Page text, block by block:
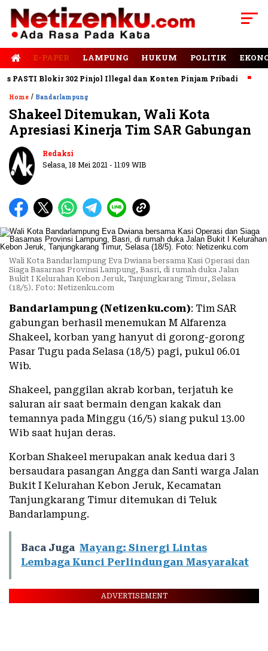
E-PAPER LAMPUNG HUKUM POLITIK
Blokir 302 Pinjol Illegal dan Konten Pinjam Pribadi
Home / Bandarlampung
Shakeel Ditemukan, Wali Kota
Apresiasi Kinerja Tim SAR Gabungan
Redaksi
Selasa, 18 Mei 2021 - 11:09 WIB
Wali Kota Bandarlampung Eva Dwiana bersama Kasi Operasi dan
Siaga Basarnas Provinsi Lampung, Basri, di rumah duka Jalan
Bukit I Kelurahan Kebon Jeruk, Tanjungkarang Timur, Selasa
(18/5). Foto: Netizenku.com
Bandarlampung (Netizenku.com): Tim SAR
gabungan berhasil menemukan M Alfarenza
Shakeel, korban yang hanyut di gorong-gorong
Pasar Tugu pada Selasa (18/5) pagi, pukul 06.01
Wib.
Shakeel, panggilan akrab korban, terjatuh ke
saluran air saat bermain dengan kakak dan
temannya pada Minggu (16/5) siang pukul 13.00
Wib saat hujan deras.
Korban Shakeel merupakan anak kedua dari 3
bersaudara pasangan Angga dan Santi warga Jalan
Bukit I Kelurahan Kebon Jeruk, Kecamatan
Tanjungkarang Timur ditemukan di Teluk
Bandarlampung.
Baca Juga Mayang: Sinergi Lintas
Lembaga Kunci Perlindungan Masyarakat
ADVERTISEMENT